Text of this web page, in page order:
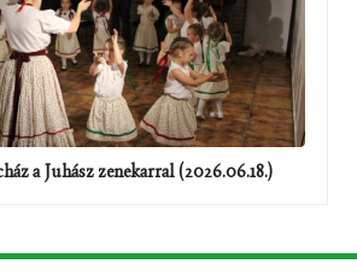
a Juhász zenekarral (2026.06.18.)